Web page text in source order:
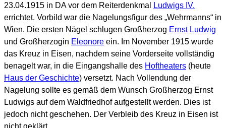
23.04.1915 in DA vor dem Reiterdenkmal
Ludwigs IV.
errichtet. Vorbild war die Nagelungsfigur des „Wehrmanns“ in
Wien. Die ersten Nägel schlugen Großherzog Ernst Ludwig
und Großherzogin Eleonore ein. Im November 1915 wurde
das Kreuz in Eisen, nachdem seine Vorderseite vollständig
benagelt war, in die Eingangshalle des Hoftheaters (heute
Haus der Geschichte) versetzt. Nach Vollendung der
Nagelung sollte es gemäß dem Wunsch Großherzog Ernst
Ludwigs auf dem Waldfriedhof aufgestellt werden. Dies ist
jedoch nicht geschehen. Der Verbleib des Kreuz in Eisen ist
nicht geklärt.